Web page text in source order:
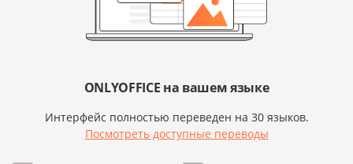
ONLYOFFICE на вашем языке
Интерфейс полностью переведен на 30 языков.
Посмотреть доступные переводы